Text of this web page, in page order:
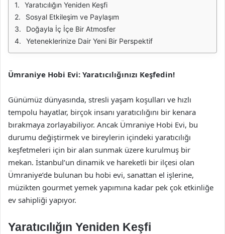
Yaratıcılığın Yeniden Keşfi
Sosyal Etkileşim ve Paylaşım
Doğayla İç İçe Bir Atmosfer
Yeteneklerinize Dair Yeni Bir Perspektif
Ümraniye Hobi Evi: Yaratıcılığınızı Keşfedin!
Günümüz dünyasında, stresli yaşam koşulları ve hızlı
tempolu hayatlar, birçok insanı yaratıcılığını bir kenara
bırakmaya zorlayabiliyor. Ancak Ümraniye Hobi Evi, bu
durumu değiştirmek ve bireylerin içindeki yaratıcılığı
keşfetmeleri için bir alan sunmak üzere kurulmuş bir
mekan. İstanbul’un dinamik ve hareketli bir ilçesi olan
Ümraniye’de bulunan bu hobi evi, sanattan el işlerine,
müzikten gourmet yemek yapımına kadar pek çok etkinliğe
ev sahipliği yapıyor.
Yaratıcılığın Yeniden Keşfi